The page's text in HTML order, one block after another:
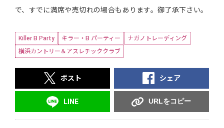
で、すでに満席や売切れの場合もあります。御了承下さい。
Killer B Party キラー・B パーティー
ナガノトレーディング
横浜カントリー＆アスレチッククラブ
ポスト シェア
LINE URLをコピー